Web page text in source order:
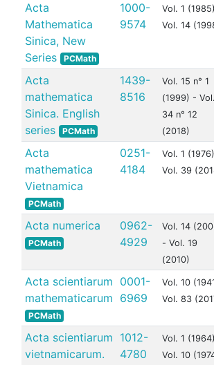
Acta
Mathematica
Sinica, New
Series
PCMath
1000-
9574
Vol. 1
Vol. 14
Acta
mathematica
Sinica. English
series
PCMath
1439-
8516
Vol. 15 n° 1
(1999) - Vol.
34 n° 12
(2018)
Acta
mathematica
Vietnamica
PCMath
0251-
4184
Vol. 1
Vol. 39
Acta numerica
PCMath
0962-
4929
Vol. 14
- Vol. 19
(2010)
Acta scientiarum
mathematicarum
PCMath
0001-
6969
Vol. 10
Vol. 83
Acta scientiarum
vietnamicarum.
1012-
4780
Vol. 1
Vol. 10